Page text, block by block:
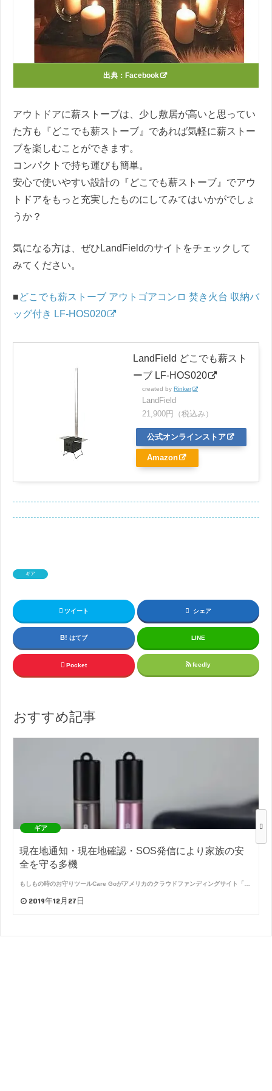
出典： Facebook
アウトドアに薪ストーブは、少し敷居が高いと思ってい
た方も『どこでも薪ストーブ』であれば気軽に薪ストー
ブを楽しむことができます。
コンパクトで持ち運びも簡単。
安心で使いやすい設計の『どこでも薪ストーブ』でアウ
トドアをもっと充実したものにしてみてはいかがでしょ
うか？
気になる方は、ぜひLandFieldのサイトをチェックして
みてください。
■どこでも薪ストーブ アウトゴアコンロ 焚き火台 収納バ
ッグ付き LF-HOS020
LandField どこでも薪スト
ーブ LF-HOS020
created by Rinker
LandField
21,900円（税込み）
公式オンラインストア
Amazon
ギア
ツイート シェア
はてブ LINE
Pocket feedly
おすすめ記事
ギア
現在地通知・現在地確認・SOS発信により家族の安
全を守る多機
もしもの時のお守りツールCare Goがアメリカのクラウドファンディングサイト「…
2019年12月27日